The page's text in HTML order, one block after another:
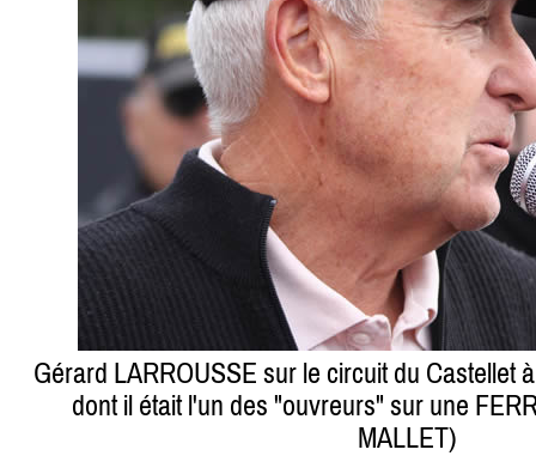
Gérard LARROUSSE sur le circuit du Castellet
dont il était l'un des "ouvreurs" sur une
MALLET)